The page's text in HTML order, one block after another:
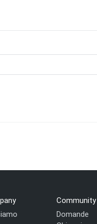
Community
Domande